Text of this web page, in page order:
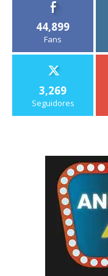
44,899
Fans
3,269
Seguidores